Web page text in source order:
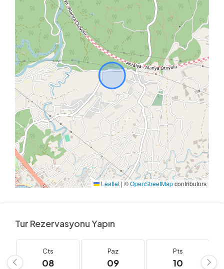
Leaflet | ©OpenStreetMapcontributors
Tur Rezervasyonu Yapın
Cts
08
Paz
09
Pts
10